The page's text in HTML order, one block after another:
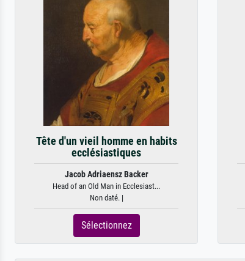
Tête d'un vieil homme en habits
ecclésiastiques
Jacob Adriaensz Backer
Head of an Old Man in Ecclesiast...
Non daté. |
Sélectionnez